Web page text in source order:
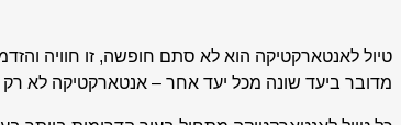
טיול לאנטארקטיקה הוא לא סתם חופשה, זו חוויה
מדובר ביעד שונה מכל יעד אחר – אנטארקטיקה לא רק